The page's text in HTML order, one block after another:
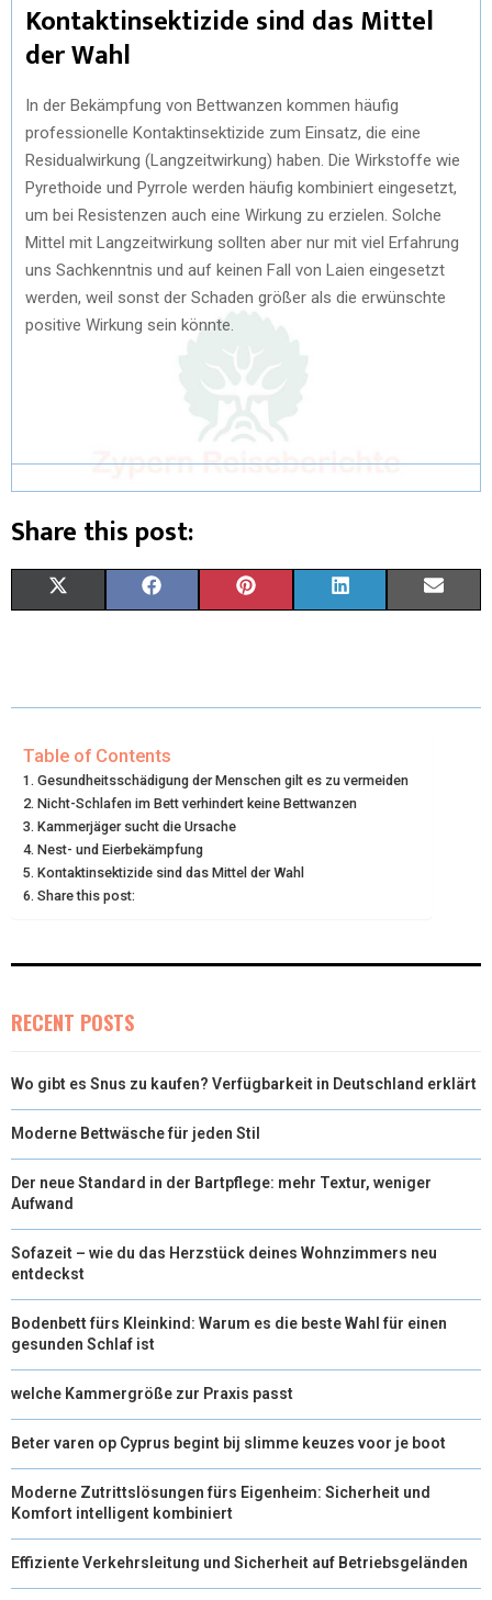
Kontaktinsektizide sind das Mittel
der Wahl
In der Bekämpfung von Bettwanzen kommen häufig
professionelle Kontaktinsektizide zum Einsatz, die eine
Residualwirkung (Langzeitwirkung) haben. Die Wirkstoffe wie
Pyrethoide und Pyrrole werden häufig kombiniert eingesetzt,
um bei Resistenzen auch eine Wirkung zu erzielen. Solche
Mittel mit Langzeitwirkung sollten aber nur mit viel Erfahrung
uns Sachkenntnis und auf keinen Fall von Laien eingesetzt
werden, weil sonst der Schaden größer als die erwünschte
positive Wirkung sein könnte.
Share this post:
W
T
T
E
R
E
O
O
K
T
R
S
K
D
I
Table of Contents
Gesundheitsschädigung der Menschen gilt es zu vermeiden
Nicht-Schlafen im Bett verhindert keine Bettwanzen
Kammerjäger sucht die Ursache
Nest- und Eierbekämpfung
Kontaktinsektizide sind das Mittel der Wahl
Share this post:
RECENT POSTS
Wo gibt es Snus zu kaufen? Verfügbarkeit in Deutschland erklärt
Moderne Bettwäsche für jeden Stil
Der neue Standard in der Bartpflege: mehr Textur, weniger
Aufwand
Sofazeit – wie du das Herzstück deines Wohnzimmers neu
entdeckst
Bodenbett fürs Kleinkind: Warum es die beste Wahl für einen
gesunden Schlaf ist
welche Kammergröße zur Praxis passt
Beter varen op Cyprus begint bij slimme keuzes voor je boot
Moderne Zutrittslösungen fürs Eigenheim: Sicherheit und
Komfort intelligent kombiniert
Effiziente Verkehrsleitung und Sicherheit auf Betriebsgeländen